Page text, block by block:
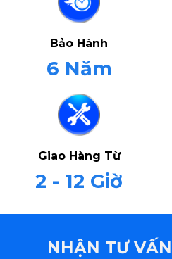
Bảo Hành
6 Năm
Giao Hàng Từ
2 - 12 Giờ
NHẬN TƯ